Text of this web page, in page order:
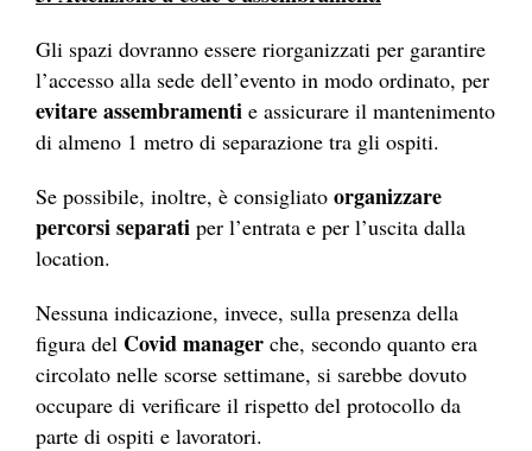
Gli spazi dovranno essere riorganizzati per garantire
l’accesso alla sede dell’evento in modo ordinato, per
evitare assembramenti e assicurare il mantenimento
di almeno 1 metro di separazione tra gli ospiti.
Se possibile, inoltre, è consigliato organizzare
percorsi separati per l’entrata e per l’uscita dalla
location.
Nessuna indicazione, invece, sulla presenza della
figura del Covid manager che, secondo quanto era
circolato nelle scorse settimane, si sarebbe dovuto
occupare di verificare il rispetto del protocollo da
parte di ospiti e lavoratori.